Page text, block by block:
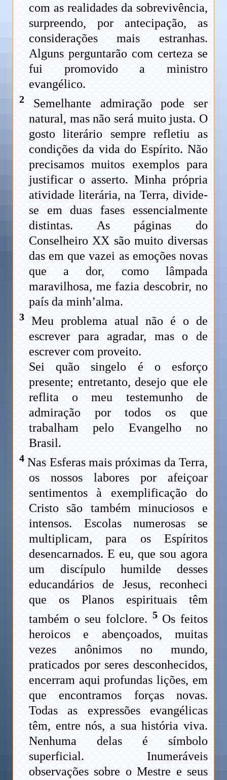
com as realidades da sobrevivência,
surpreendo, por antecipação, as
considerações mais estranhas.
Alguns perguntarão com certeza se
fui promovido a ministro
evangélico.
2 Semelhante admiração pode ser
natural, mas não será muito justa. O
gosto literário sempre refletiu as
condições da vida do Espírito. Não
precisamos muitos exemplos para
justificar o asserto. Minha própria
atividade literária, na Terra, divide-
se em duas fases essencialmente
distintas. As páginas do
Conselheiro XX são muito diversas
das em que vazei as emoções novas
que a dor, como lâmpada
maravilhosa, me fazia descobrir, no
país da minh’alma.
3 Meu problema atual não é o de
escrever para agradar, mas o de
escrever com proveito.
Sei quão singelo é o esforço
presente; entretanto, desejo que ele
reflita o meu testemunho de
admiração por todos os que
trabalham pelo Evangelho no
Brasil.
4 Nas Esferas mais próximas da Terra,
os nossos labores por afeiçoar
sentimentos à exemplificação do
Cristo são também minuciosos e
intensos. Escolas numerosas se
multiplicam, para os Espíritos
desencarnados. E eu, que sou agora
um discípulo humilde desses
educandários de Jesus, reconheci
que os Planos espirituais têm
também o seu folclore. 5Os feitos
heroicos e abençoados, muitas
vezes anônimos no mundo,
praticados por seres desconhecidos,
encerram aqui profundas lições, em
que encontramos forças novas.
Todas as expressões evangélicas
têm, entre nós, a sua história viva.
Nenhuma delas é símbolo
superficial. Inumeráveis
observações sobre o Mestre e seus